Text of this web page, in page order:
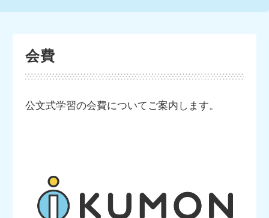
会費
公文式学習の会費についてご案内します。